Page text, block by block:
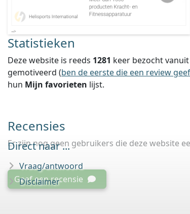
Statistieken
Deze website is reeds 1281 keer bezocht
gemotiveerd (ben de eerste die een review
hun Mijn favorieten lijst.
Recensies
Er zijn nog geen gebruikers die deze website
Geef een recensie
Direct naar ...
Vraag/antwoord
Disclaimer